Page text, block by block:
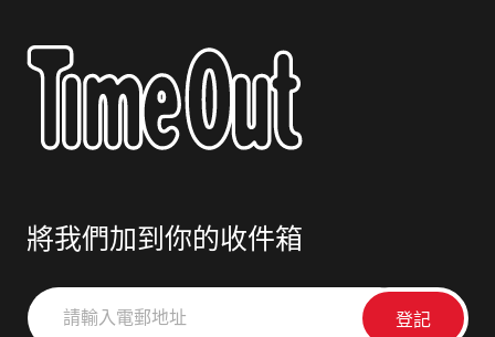
將我們加到你的收件箱
請
輸